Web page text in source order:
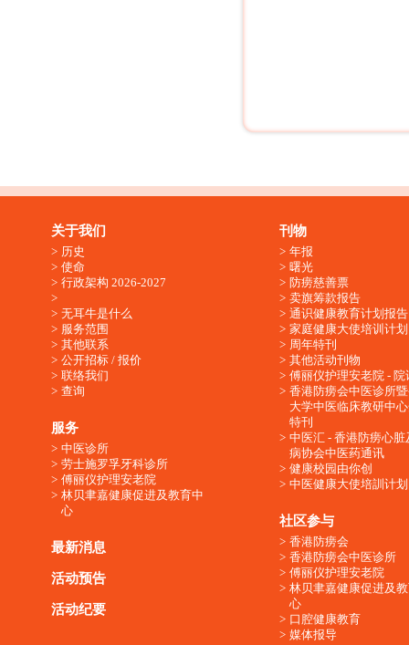
关于我们
历史
使命
行政架构 2026-2027
无耳牛是什么
服务范围
其他联系
公开招标 / 报价
联络我们
查询
服务
中医诊所
劳士施罗孚牙科诊所
傅丽仪护理安老院
林贝聿嘉健康促进及教育中
心
最新消息
活动预告
活动纪要
刊物
年报
曙光
防痨慈善票
卖旗筹款报告
通识健康教育计划报告
家庭健康大使培训计划
周年特刊
其他活动刊物
傅丽仪护理安老院 - 院
香港防痨会中医诊所
大学中医临床教研中
特刊
中医汇 - 香港防痨心脏
病协会中医药通讯
健康校园由你创
中医健康大使培訓计划
社区参与
香港防痨会
香港防痨会中医诊所
傅丽仪护理安老院
林贝聿嘉健康促进及
心
口腔健康教育
媒体报导